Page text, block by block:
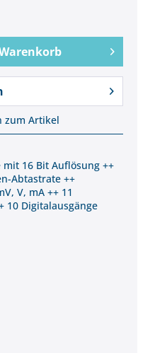
zum Artikel
16 Bit Auflösung ++
Abtastrate ++
V, mA ++ 11
10 Digitalausgänge